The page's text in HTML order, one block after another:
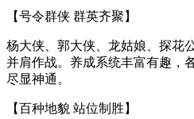
【号令群侠 群英齐聚】
杨大侠、郭大侠、龙姑娘、探花
并肩作战。养成系统丰富有趣，
尽显神通。
【百种地貌 站位制胜】